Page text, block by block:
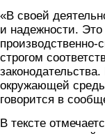
«В своей
и надежности. Это
производственно-
строгом
окружающей
говорится в
В тексте